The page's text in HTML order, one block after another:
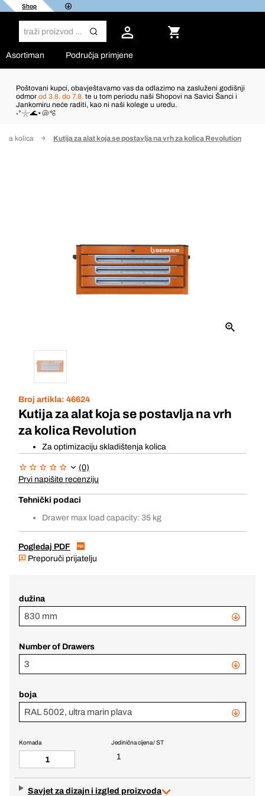
Shop
Asortiman Područja primjene
Poštovani kupci, obavještavamo vas da odlazimo na zasluženi godišnji
odmor od 3.8. do 7.8. te u tom periodu naši Shopovi na Savici Šanci i
Jankomiru neće raditi, kao ni naši kolege u uredu.
˖°𓇼🌊⋆🐚🫧
kolica Kutija za alat koja se postavlja na vrh za kolica Revolution
Broj artikla: 46624
Kutija za alat koja se postavlja na vrh
za kolica Revolution
Za optimizaciju skladištenja kolica
(0)
Prvi napišite recenziju
Tehnički podaci
Drawer max load capacity: 35 kg
Pogledaj PDF
Preporuči prijatelju
dužina
830 mm
Number of Drawers
3
boja
RAL 5002, ultra marin plava
Jedinična cijena / ST
1
Komada
Savjet za dizajn i izgled proizvoda